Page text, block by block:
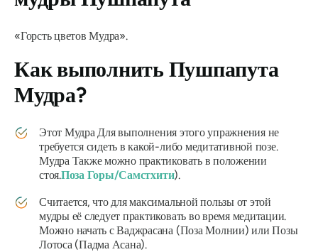
«Горсть цветовМудра».
Как выполнить Пушпапута
Мудра?
Этот МудраДля выполнения этого упражнения не
требуется сидеть в какой-либо медитативной позе.
МудраТакже можно практиковать в положении
стоя.Поза Горы/Самстхити).
Считается, что для максимальной пользы от этой
мудрыеё следует практиковать во время медитации.
Можно начать сВаджрасана (Поза Молнии) или Позы
Лотоса (Падма Асана).